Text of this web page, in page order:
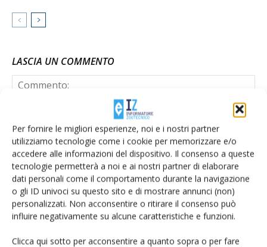
Per fornire le migliori esperienze, noi e i nostri partner
utilizziamo tecnologie come i cookie per memorizzare e/o
accedere alle informazioni del dispositivo. Il consenso a queste
tecnologie permetterà a noi e ai nostri partner di elaborare
dati personali come il comportamento durante la navigazione
o gli ID univoci su questo sito e di mostrare annunci (non)
personalizzati. Non acconsentire o ritirare il consenso può
influire negativamente su alcune caratteristiche e funzioni.
Clicca qui sotto per acconsentire a quanto sopra o per fare
LASCIA UN COMMENTO